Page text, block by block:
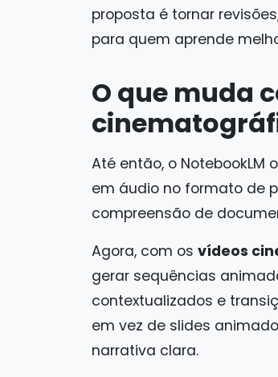
proposta é tornar
para quem aprende
O que muda
Até então, o
em áudio no formato de
compreensão de
Agora, com os vídeos
gerar sequências
contextualizados e
em vez de slides
narrativa clara.